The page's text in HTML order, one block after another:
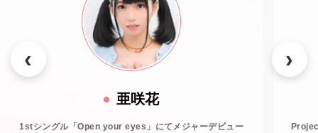
亜咲花
1stシングル「Open your eyes」にてメジャーデビュー